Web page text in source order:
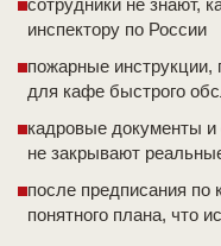
сотрудники не знают,
инспектору по России
пожарные инструкции,
для кафе быстрого
кадровые документы
не закрывают
после предписания по
понятного плана, что